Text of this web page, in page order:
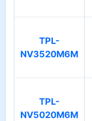
TPL-
NV3520M6M
TPL-
NV5020M6M